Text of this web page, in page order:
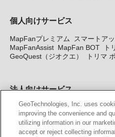
個人向けサービス
MapFanプレミアム
スマートア
MapFanAssist MapFan BOT ト
GeoQuest（ジオクエ）
トリマ
法人向けサービス
法人向け地図・位置情報サービス
図API Windows PC向け地図開発
サービス
MAP WORLD+ トリマ
GeoTechnologies, Inc. uses
improving the convenience and
utilizing information in our
accept or reject collecting